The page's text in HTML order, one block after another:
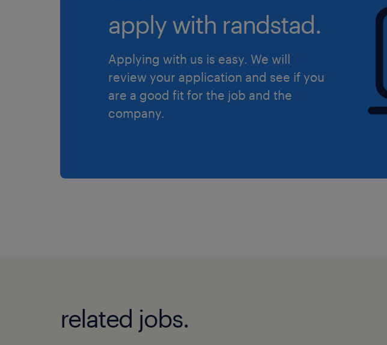
apply with randstad.
Applying with us is easy. We will
review your application and see if you
are a good fit for the job and the
company.
related jobs.